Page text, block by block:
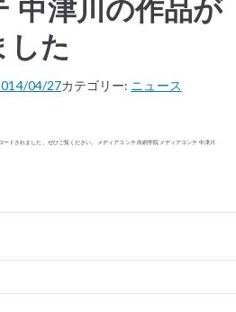
中津川の作品が
した
04/27カテゴリー: ニュース
ドされました。ぜひご覧ください。 メディアコンテ 尚絅学院 メディアコンテ 中津川